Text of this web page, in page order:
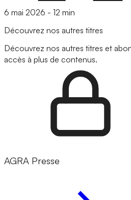
6 mai 2026 - 12 min
Découvrez nos autres titres
Découvrez nos autres titres et
accès à plus de contenus.
AGRA Presse